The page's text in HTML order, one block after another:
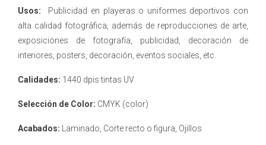
Usos:
Publicidad en playeras o uniformes deportivos con
alta calidad fotográfica, además de reproducciones de arte,
exposiciones de fotografía, publicidad, decoración de
interiores, posters, decoración, eventos sociales, etc.
Calidades: 1440 dpis tintas UV
Selección de Color: CMYK (color)
Acabados: Laminado, Corte recto o figura, Ojillos